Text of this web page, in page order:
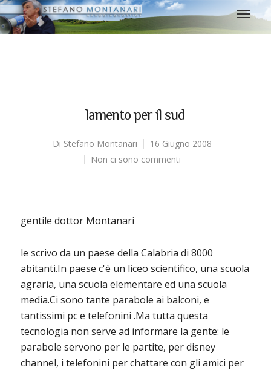
lamento per il sud
Di Stefano Montanari
16 Giugno 2008
Non ci sono commenti
gentile dottor Montanari
le scrivo da un paese della Calabria di 8000
abitanti.In paese c'è un liceo scientifico, una scuola
agraria, una scuola elementare ed una scuola
media.Ci sono tante parabole ai balconi, e
tantissimi pc e telefonini .Ma tutta questa
tecnologia non serve ad informare la gente: le
parabole servono per le partite, per disney
channel, i telefonini per chattare con gli amici per